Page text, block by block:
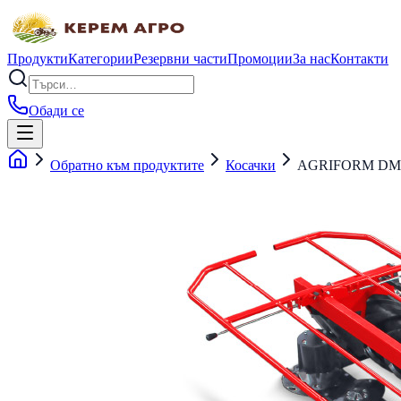
ПродуктиКатегорииРезервни частиПромоцииЗа насКонтакти
Обади се
Обратно към продуктите Косачки AGRIFORM